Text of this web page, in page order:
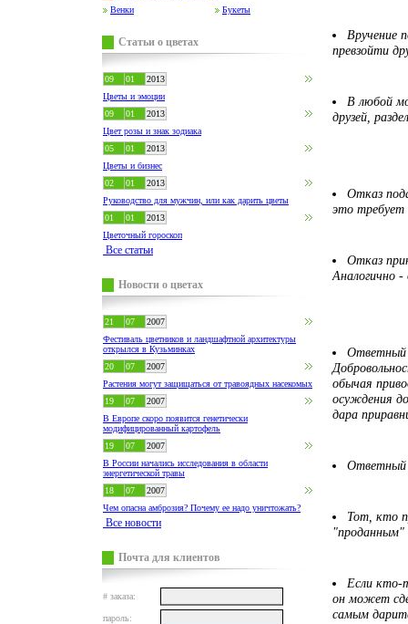
Венки Букеты
Статьи о цветах
09 01
2013
Цветы и эмоции
09
01
2013
Цвет розы и знак зодиака
05
01
2013
Цветы и бизнес
02
01
2013
Руководство для мужчин, или как дарить цветы
01
01
2013
Цветочный гороскоп
Все статьи
Новости о цветах
21 07
2007
Фестиваль цветников и ландшафтной архитектуры
открылся в Кузьминках
20
07
2007
Растения могут защищаться от травоядных насекомых
19
07
2007
В Европе скоро появится генетически
модифицированный картофель
19
07
2007
В России начались исследования в области
энергетической травы
18
07
2007
Чем опасна амброзия? Почему ее надо уничтожать?
Все новости
Почта для клиентов
# заказа:
пароль:
Вручение
превзойти
В любой
друзей,
Отказ
это требует
Отказ
Аналогично -
Ответный
обычая
осуждения
дара
Ответный
Тот, кто
"проданным"
Если кто-
он может
самым